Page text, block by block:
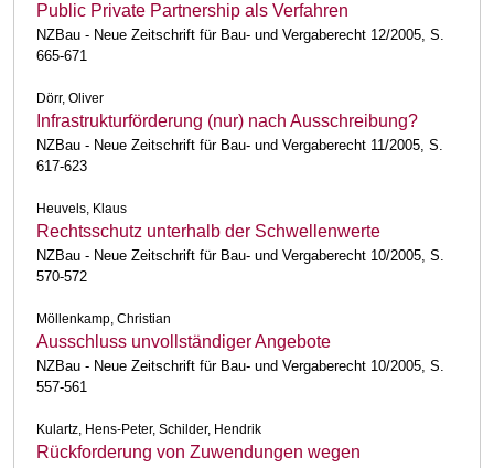
Public Private Partnership als Verfahren
NZBau - Neue Zeitschrift für Bau- und Vergaberecht 12/2005, S.
665-671
Dörr, Oliver
Infrastrukturförderung (nur) nach Ausschreibung?
NZBau - Neue Zeitschrift für Bau- und Vergaberecht 11/2005, S.
617-623
Heuvels, Klaus
Rechtsschutz unterhalb der Schwellenwerte
NZBau - Neue Zeitschrift für Bau- und Vergaberecht 10/2005, S.
570-572
Möllenkamp, Christian
Ausschluss unvollständiger Angebote
NZBau - Neue Zeitschrift für Bau- und Vergaberecht 10/2005, S.
557-561
Kulartz, Hens-Peter, Schilder, Hendrik
Rückforderung von Zuwendungen wegen